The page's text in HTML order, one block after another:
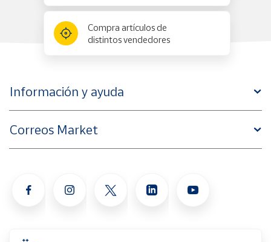
Compra artículos de
distintos vendedores
Información y ayuda
Correos Market